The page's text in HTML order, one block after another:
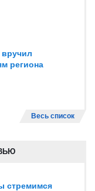
региона
Весь список
стремимся